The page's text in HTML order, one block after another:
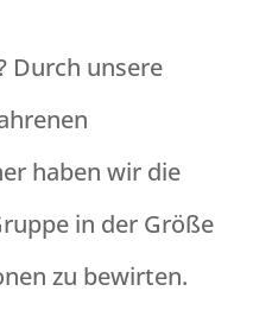
Durch unsere
haben wir die
in der Größe
zu bewirten.